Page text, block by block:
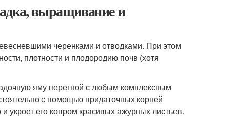
выращивание и
черенками и отводками. При этом
плотности и плодородию почв (хотя
яму перегной с любым комплексным
с помощью придаточных корней
укроет его ковром красивых ажурных листьев.